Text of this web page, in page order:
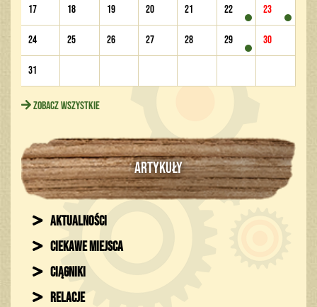
17 18 19 20 21 22 23
24 25 26 27 28 29 30
31
Zobacz wszystkie
ARTYKUŁY
Aktualności
Ciekawe miejsca
Ciągniki
Relacje